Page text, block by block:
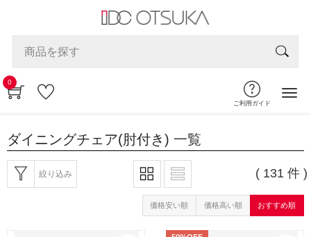
0
ご利用ガイド
ダイニングチェア(肘付き) 一覧
絞り込み ( 131 件 )
価格安い順 価格高い順 おすすめ順